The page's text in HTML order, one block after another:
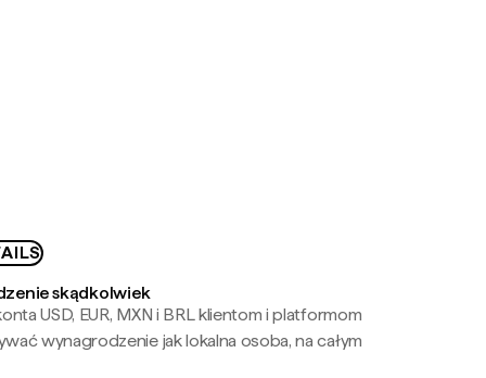
skądkolwiek
USD, EUR, MXN i BRL klientom i platformom
wynagrodzenie jak lokalna osoba, na całym